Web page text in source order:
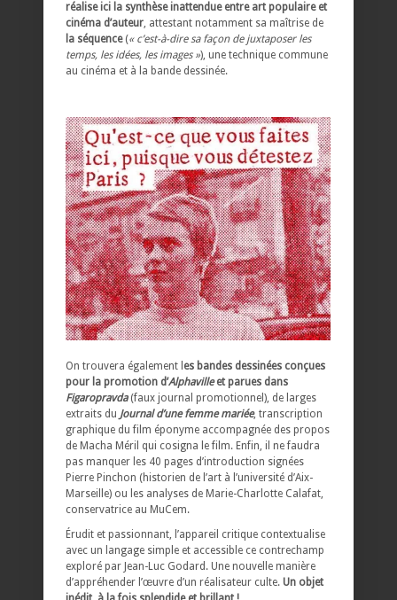
réalise ici la synthèse inattendue entre art populaire et
cinéma d’auteur, attestant notamment sa maîtrise de
la séquence(« c’est-à-dire sa façon de juxtaposer les
temps, les idées, les images »), une technique commune
au cinéma et à la bande dessinée.
On trouvera également l es bandes dessinées conçues
pour la promotion d’Alphavilleet parues dans
Figaropravda(faux journal promotionnel), de larges
extraits du Journal d’une femme mariée, transcription
graphique du film éponyme accompagnée des propos
de Macha Méril qui cosigna le film. Enfin, il ne faudra
pas manquer les 40 pages d’introduction signées
Pierre Pinchon (historien de l’art à l’université d’Aix-
Marseille) ou les analyses de Marie-Charlotte Calafat,
conservatrice au MuCem.
Érudit et passionnant, l’appareil critique contextualise
avec un langage simple et accessible ce contrechamp
exploré par Jean-Luc Godard. Une nouvelle manière
d’appréhender l’œuvre d’un réalisateur culte. Un objet